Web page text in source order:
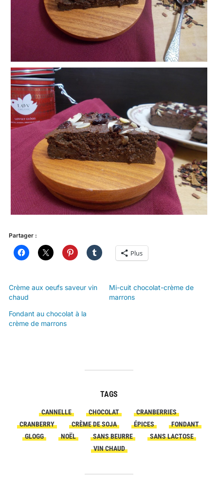
Partager :
Plus
Crème aux oeufs saveur vin
chaud
Mi-cuit chocolat-crème de
marrons
Fondant au chocolat à la
crème de marrons
TAGS
CANNELLE CHOCOLAT
CRANBERRIES
CRANBERRY
CRÈME DE SOJA ÉPICES
FONDANT
GLOGG
NOËL SANS BEURRE
SANS LACTOSE
VIN CHAUD